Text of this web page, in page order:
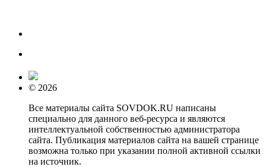
© 2026
Все материалы сайта SOVDOK.RU написаны
специально для данного веб-ресурса и являются
интеллектуальной собственностью администратора
сайта. Публикация материалов сайта на вашей странице
возможна только при указании полной активной ссылки
на источник.